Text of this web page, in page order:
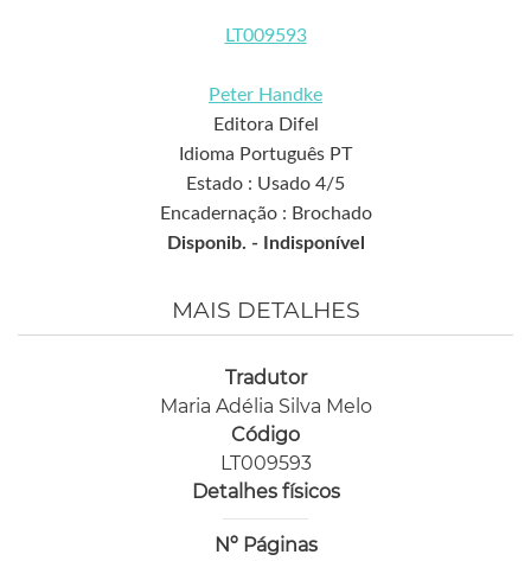
LT009593
Peter Handke
Editora Difel
Idioma Português PT
Estado : Usado 4/5
Encadernação : Brochado
Disponib. -
Indisponível
MAIS DETALHES
Tradutor
Maria Adélia Silva Melo
Código
LT009593
Detalhes físicos
Nº Páginas